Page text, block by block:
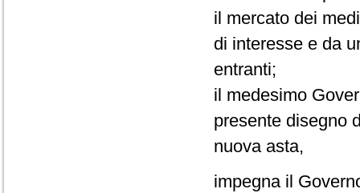
il mercato dei
di interesse e da
entranti;
il medesimo
presente disegno
nuova asta,
impegna il